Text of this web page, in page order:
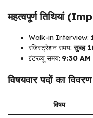
महत्वपूर्ण तिथियां
Walk-in Interview:
रजिस्ट्रेशन समय:सुबह
इंटरव्यू समय: 9:30 AM
विषयवार पदों का
विषय